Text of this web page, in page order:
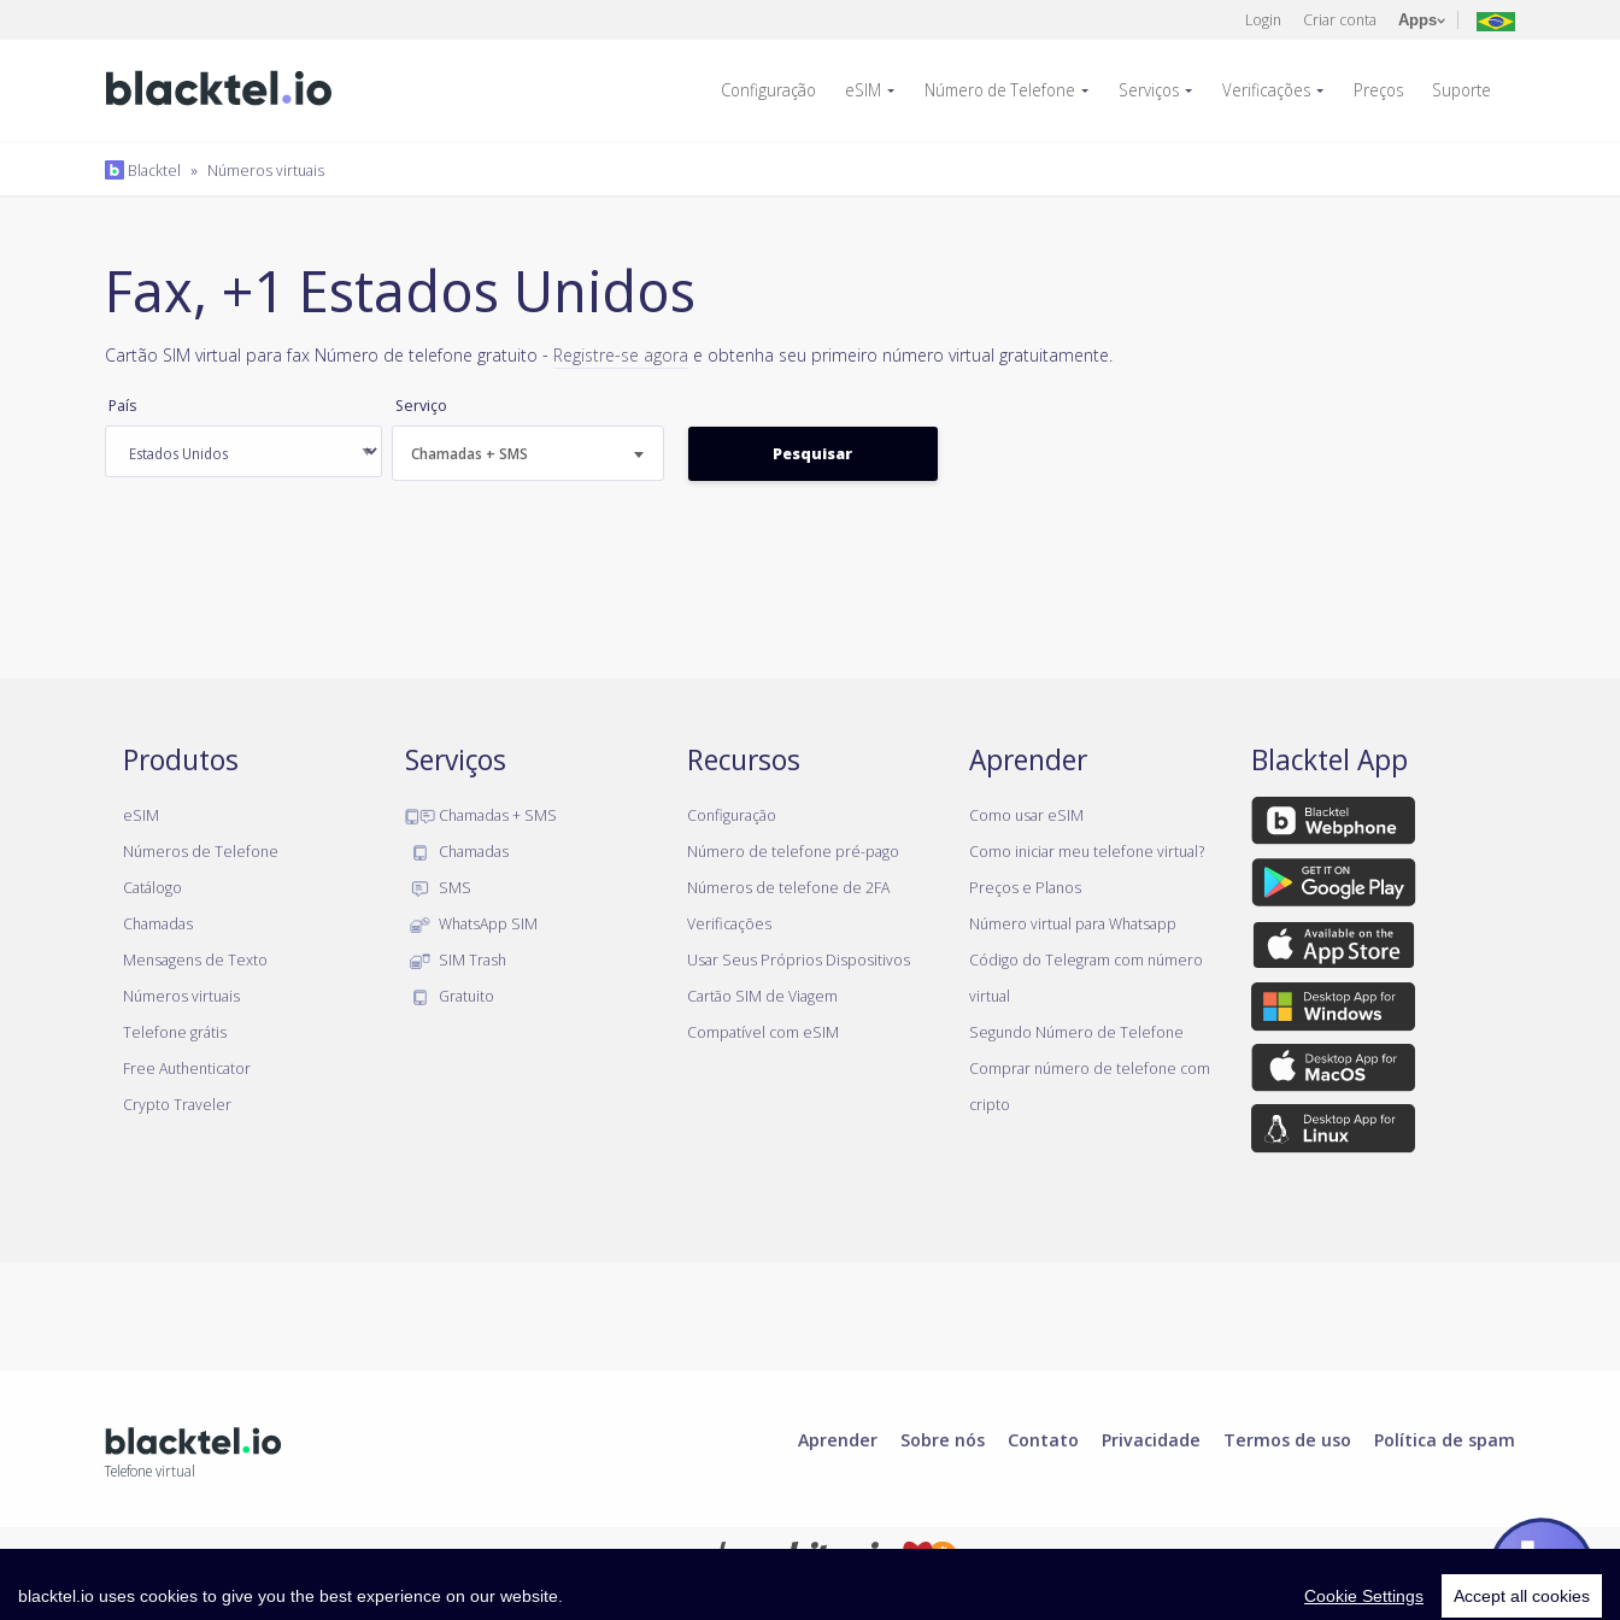
Login Criar conta Apps
Configuração eSIM Número de Telefone Serviços Verificações Preços Suporte
Blacktel » Números virtuais
Fax, +1 Estados Unidos
Cartão SIM virtual para fax Número de telefone gratuito - Registre-se agora e obtenha seu primeiro número virtual gratuitamente.
País Serviço
Chamadas + SMS
Produtos
eSIM
Números de Telefone
Catálogo
Chamadas
Mensagens de Texto
Números virtuais
Telefone grátis
Free Authenticator
Crypto Traveler
Serviços
Chamadas + SMS
Chamadas
SMS
WhatsApp SIM
SIM Trash
Gratuito
Recursos
Configuração
Número de telefone pré-pago
Números de telefone de 2FA
Verificações
Usar Seus Próprios Dispositivos
Cartão SIM de Viagem
Compatível com eSIM
Aprender
Como usar eSIM
Como iniciar meu telefone virtual?
Preços e Planos
Número virtual para Whatsapp
Código do Telegram com número
virtual
Segundo Número de Telefone
Comprar número de telefone com
cripto
Blacktel App
Telefone virtual
Aprender Sobre nós Contato Privacidade Termos de uso Política de spam
blacktel.io uses cookies to give you the best experience on our website. Cookie Settings Accept all cookies